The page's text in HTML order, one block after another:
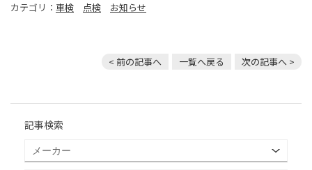
カテゴリ： 車検 点検 お知らせ
< 前の記事へ 一覧へ戻る 次の記事へ >
記事検索